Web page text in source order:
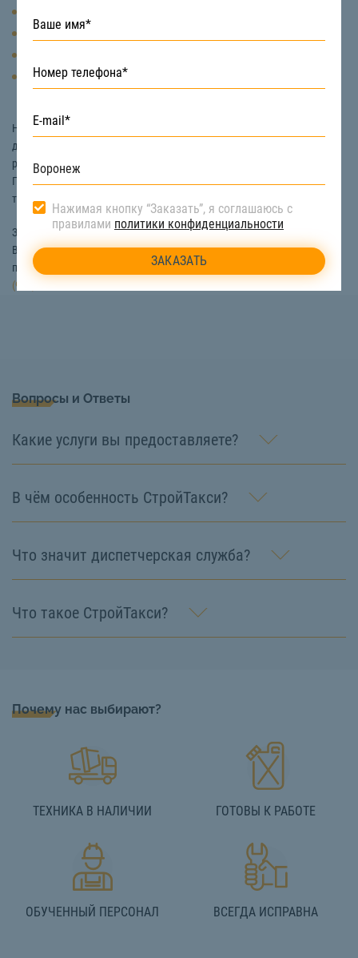
Труб с большим диаметром и так далее.
Наиболее оптимальным вариантом спецтехники, которая подойдет
для перевозки тяжеловесных грузов является
различной грузоподъемностью, а максимальная достигает 110 тонн.
Поэтому их идеально применяют для перевозки крупногабаритных,
тяжеловесных и негабаритных грузов.
Заказать спецтехнику для перевозки тяжеловесных грузов в
Воронеже вы можете на сайте «СтройТакси». Уточнить стоимость и
получить бесплатную консультацию можно по номеру телефона:
8
(922) 517-40-66
Вопросы и Ответы
Какие услуги вы предоставляете?
В чём особенность СтройТакси?
Что значит диспетчерская служба?
Что такое СтройТакси?
Почему нас выбирают?
ТЕХНИКА В НАЛИЧИИ ГОТОВЫ К РАБОТЕ
ОБУЧЕННЫЙ ПЕРСОНАЛ ВСЕГДА ИСПРАВНА
Нажимая кнопку “Заказать”, я соглашаюсь с
правилами политики конфиденциальности